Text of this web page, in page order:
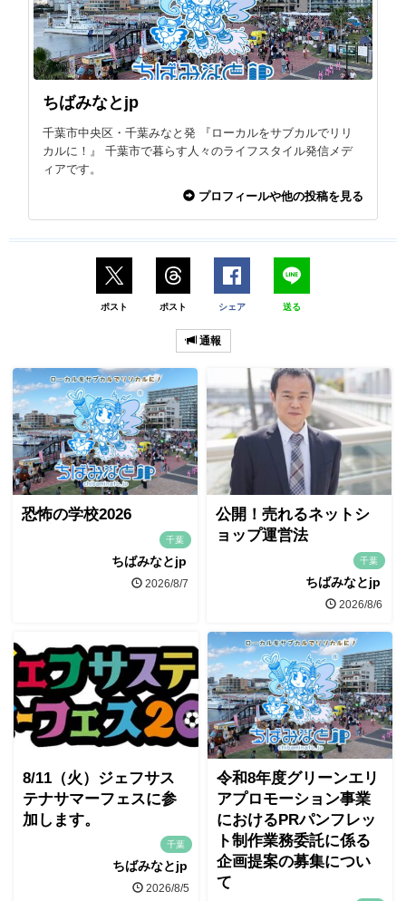
ちばみなとjp
千葉市中央区・千葉みなと発 『ローカルをサブカルでリリ
カルに！』 千葉市で暮らす人々のライフスタイル発信メデ
ィアです。
プロフィールや他の投稿を見る
ポスト ポスト シェア 送る
通報
恐怖の学校2026
千葉
ちばみなとjp
2026/8/7
公開！売れるネットシ
ョップ運営法
千葉
ちばみなとjp
2026/8/6
8/11（火）ジェフサス
テナサマーフェスに参
加します。
千葉
ちばみなとjp
2026/8/5
令和8年度グリーンエリ
アプロモーション事業
におけるPRパンフレッ
ト制作業務委託に係る
企画提案の募集につい
て